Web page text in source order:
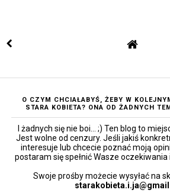
O CZYM CHCIAŁABYŚ, ŻEBY W
STARA KOBIETA? ONA OD ŻADNYCH
I żadnych się nie boi... ;) Ten blog to
Jest wolne od cenzury. Jeśli jakiś
interesuje lub chcecie poznać moją
postaram się spełnić Wasze
Swoje prośby możecie wysyłać na